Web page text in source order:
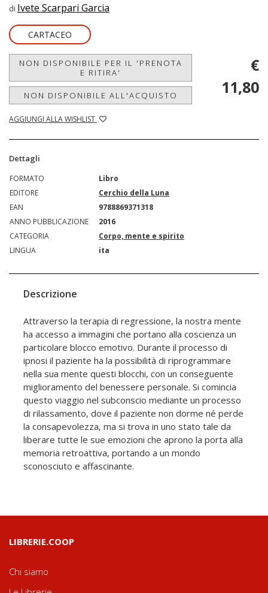
di Ivete Scarpari Garcia
CARTACEO
NON DISPONIBILE PER IL 'PRENOTA
E RITIRA'
NON DISPONIBILE ALL'ACQUISTO
AGGIUNGI ALLA WISHLIST
€
11,80
Dettagli
FORMATO
Libro
EDITORE
Cerchio della Luna
EAN
9788869371318
ANNO PUBBLICAZIONE
2016
CATEGORIA
Corpo, mente e spirito
LINGUA
ita
Descrizione
Attraverso la terapia di regressione, la nostra mente
ha accesso a immagini che portano alla coscienza un
particolare blocco emotivo. Durante il processo di
ipnosi il paziente ha la possibilità di riprogrammare
nella sua mente questi blocchi, con un conseguente
miglioramento del benessere personale. Si comincia
questo viaggio nel subconscio mediante un processo
di rilassamento, dove il paziente non dorme né perde
la consapevolezza, ma si trova in uno stato tale da
liberare tutte le sue emozioni che aprono la porta alla
memoria retroattiva, portando a un mondo
sconosciuto e affascinante.
LIBRERIE.COOP
Chi siamo